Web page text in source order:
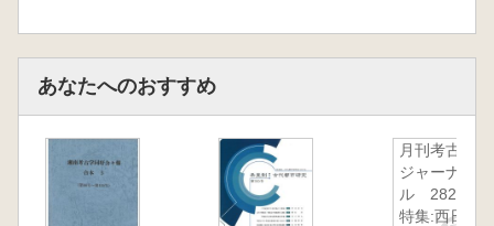
あなたへのおすすめ
月刊考古学
ジャーナ
ル 282
特集:西日本